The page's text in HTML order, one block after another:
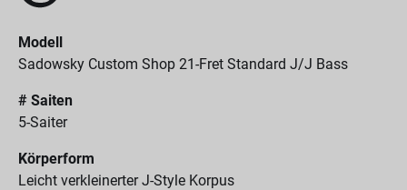
Modell
Sadowsky Custom Shop 21-Fret Standard J/J Bass
# Saiten
5-Saiter
Körperform
Leicht verkleinerter J-Style Korpus